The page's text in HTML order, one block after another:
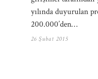
yılında duyurulan
200.000’den…
26 Şubat 2015